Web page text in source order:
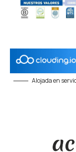
Alojada en